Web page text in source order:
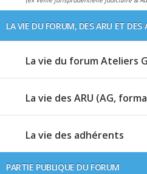
LA VIE DU FORUM, DES ARU ET DES
La vie du forum Ateliers
La vie des ARU (AG,
La vie des adhérents
PARTIE PUBLIQUE DU FORUM